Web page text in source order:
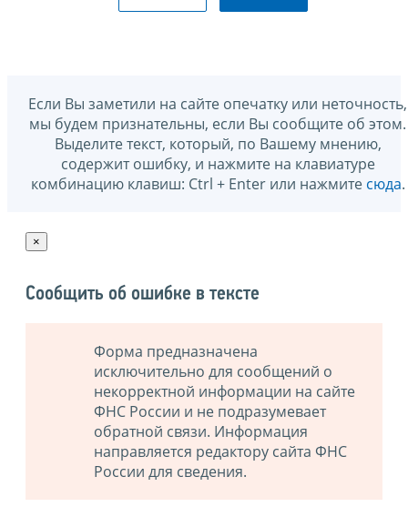
Если Вы заметили на сайте опечатку или неточность,
мы будем признательны, если Вы сообщите об этом.
Выделите текст, который, по Вашему мнению,
содержит ошибку, и нажмите на клавиатуре
комбинацию клавиш: Ctrl + Enter или нажмите сюда.
×
Сообщить об ошибке в тексте
Форма предназначена
исключительно для сообщений о
некорректной информации на сайте
ФНС России и не подразумевает
обратной связи. Информация
направляется редактору сайта ФНС
России для сведения.